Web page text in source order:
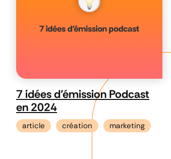
7 idées d’émission Podcast
en 2024
article création marketing